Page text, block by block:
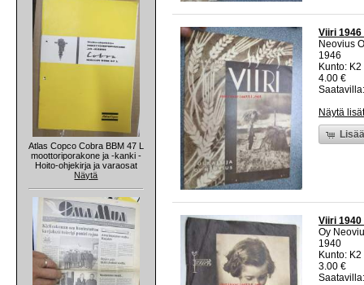
Atlas Copco Cobra BBM 47 L
moottoriporakone ja -kanki -
Hoito-ohjekirja ja varaosat
Näytä
Viiri
Neovius
1946
Kunto:
4.00 €
Näytä
Viiri
Oy
1940
Kunto:
3.00 €